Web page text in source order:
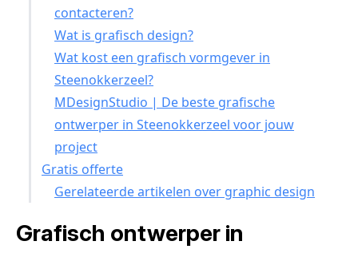
contacteren?
Wat is grafisch design?
Wat kost een grafisch vormgever in
Steenokkerzeel?
MDesignStudio | De beste grafische
ontwerper in Steenokkerzeel voor jouw
project
Gratis offerte
Gerelateerde artikelen over graphic design
Grafisch ontwerper in